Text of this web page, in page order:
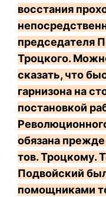
восстания
председателя
Троцкого.
сказать, что
гарнизона на
постановкой
обязана
тов. Троцкому.
Подвойский
помощниками